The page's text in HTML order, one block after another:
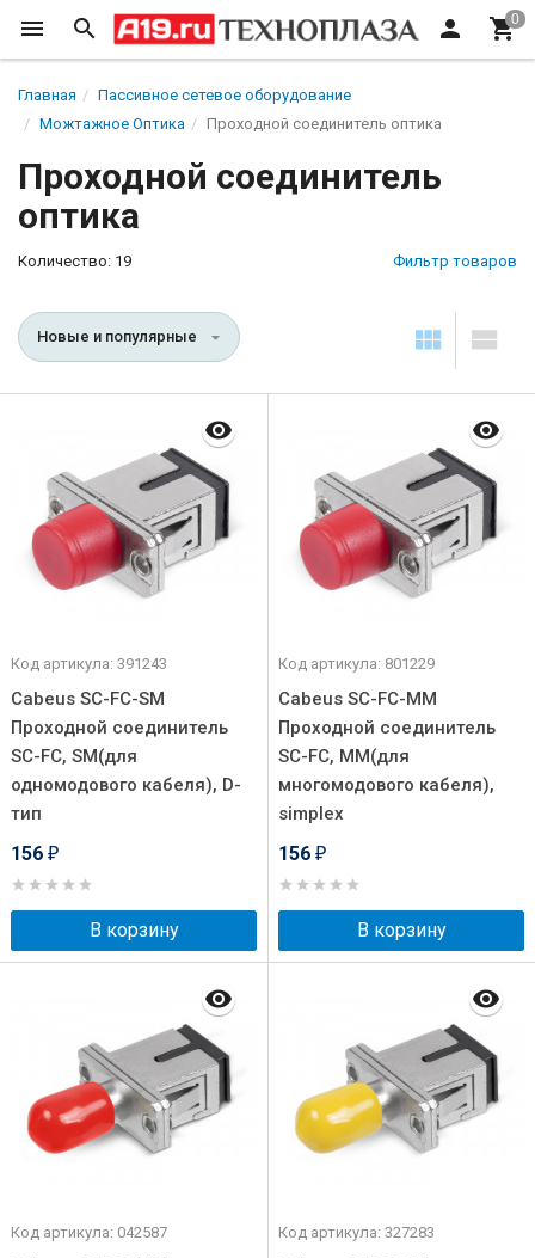
Главная
Пассивное сетевое оборудование
Можтажное Оптика
Проходной соединитель оптика
Проходной соединитель
оптика
Количество: 19 Фильтр товаров
Новые и популярные
Код артикула: 391243
Cabeus SC-FC-SM
Проходной соединитель
SC-FC, SM(для
одномодового кабеля), D-
тип
156 ₽
В корзину
Код артикула: 801229
Cabeus SC-FC-MM
Проходной соединитель
SC-FC, MM(для
многомодового кабеля),
simplex
156 ₽
В корзину
Код артикула: 042587 Код артикула: 327283